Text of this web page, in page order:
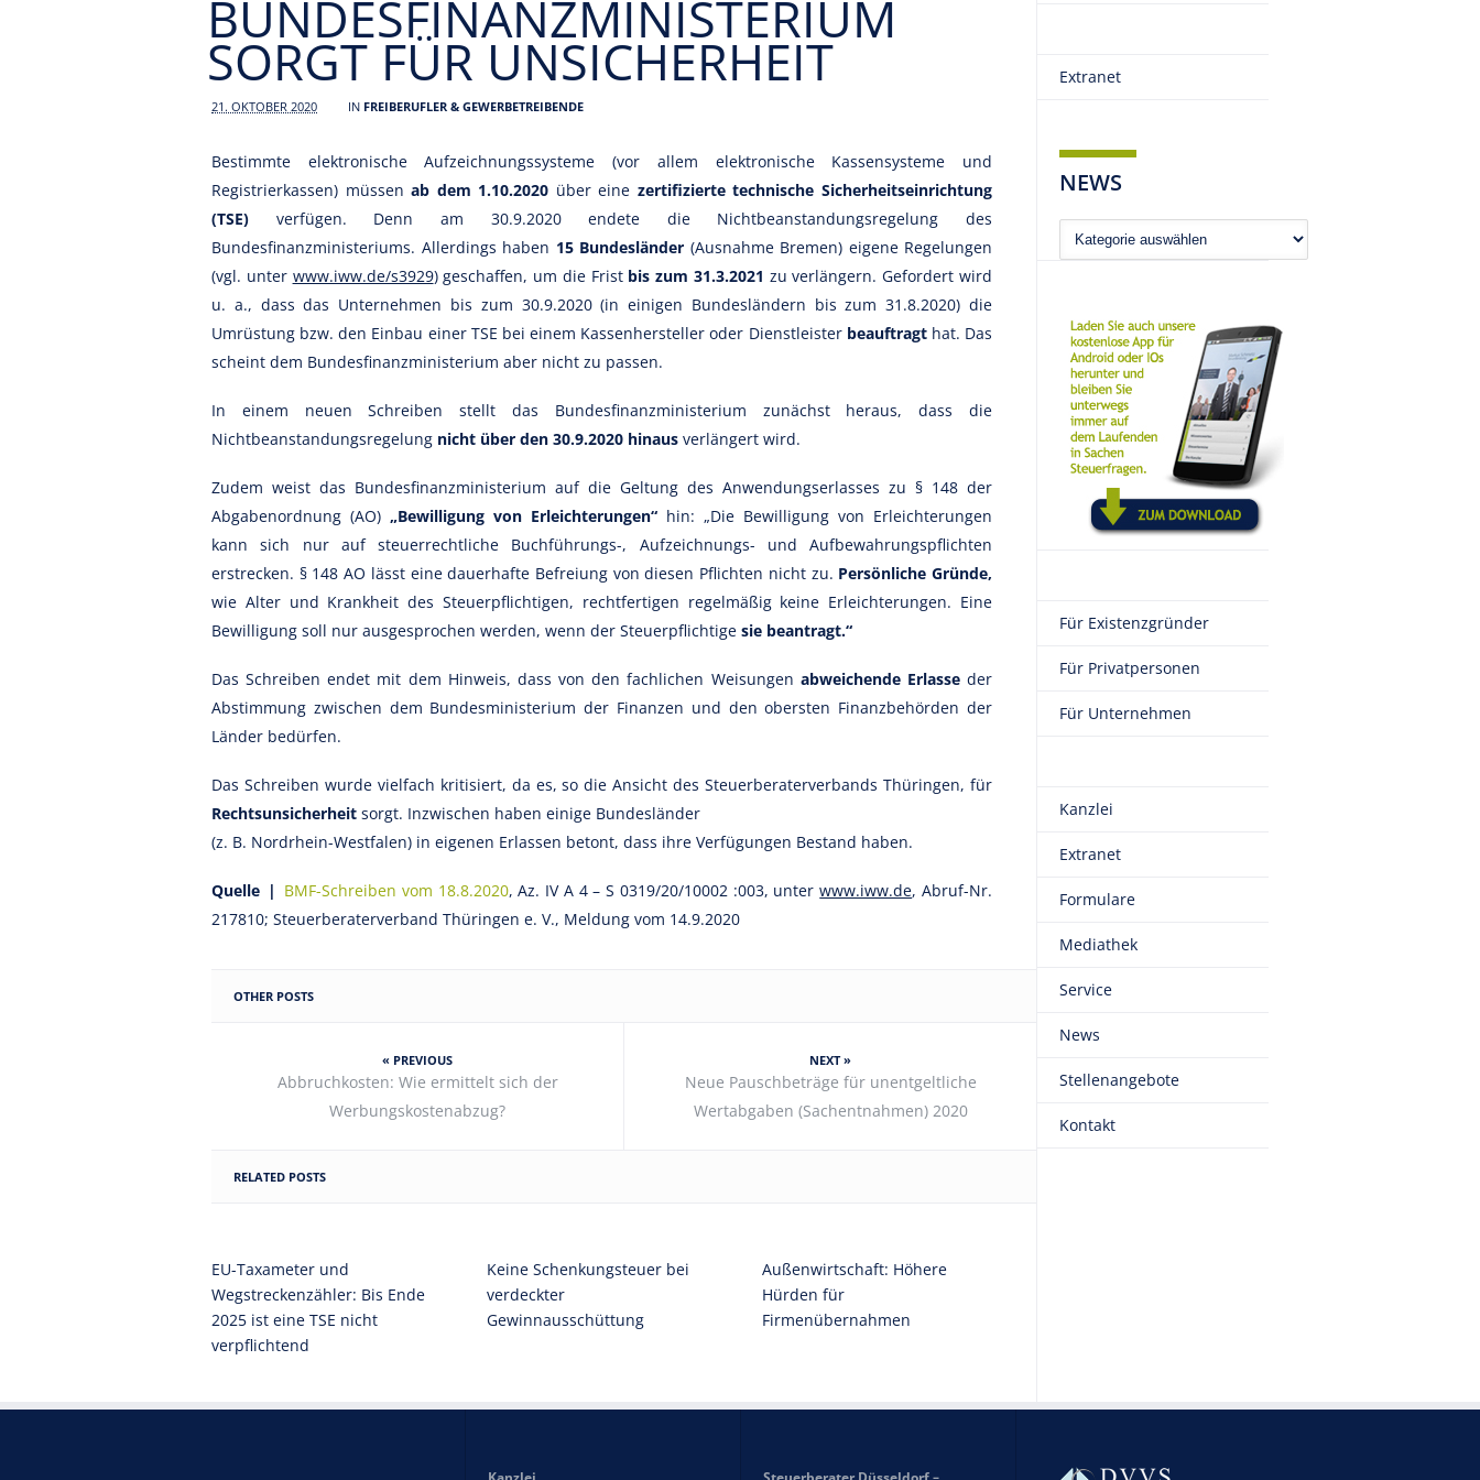
BUNDESFINANZMINISTERIUM
SORGT FÜR UNSICHERHEIT
21. OKTOBER 2020 IN FREIBERUFLER & GEWERBETREIBENDE
Bestimmte elektronische Aufzeichnungssysteme (vor allem elektronische Kassensysteme und
Registrierkassen) müssenab dem 1.10.2020 über eine zertifizierte technische Sicherheitseinrichtung
(TSE) verfügen. Denn am 30.9.2020 endete die Nichtbeanstandungsregelung des
Bundesfinanzministeriums. Allerdings haben 15 Bundesländer (Ausnahme Bremen) eigene Regelungen
(vgl. unter www.iww.de/s3929) geschaffen, um die Frist bis zum 31.3.2021 zu verlängern. Gefordert wird
u. a., dass das Unternehmen bis zum 30.9.2020 (in einigen Bundesländern bis zum 31.8.2020) die
Umrüstung bzw. den Einbau einer TSE bei einem Kassenhersteller oder Dienstleister beauftragthat. Das
scheint dem Bundesfinanzministerium aber nicht zu passen.
In einem neuen Schreiben stellt das Bundesfinanzministerium zunächst heraus, dass die
Nichtbeanstandungsregelung nicht über den 30.9.2020 hinaus verlängert wird.
Zudem weist das Bundesfinanzministerium auf die Geltung des Anwendungserlasses zu § 148 der
Abgabenordnung (AO) „Bewilligung von Erleichterungen“ hin: „Die Bewilligung von Erleichterungen
kann sich nur auf steuerrechtliche Buchführungs-, Aufzeichnungs- und Aufbewahrungspflichten
erstrecken. § 148 AO lässt eine dauerhafte Befreiung von diesen Pflichten nicht zu. Persönliche Gründe,
wie Alter und Krankheit des Steuerpflichtigen, rechtfertigen regelmäßig keine Erleichterungen. Eine
Bewilligung soll nur ausgesprochen werden, wenn der Steuerpflichtige sie beantragt.“
Das Schreiben endet mit dem Hinweis, dass von den fachlichen Weisungen abweichende Erlasseder
Abstimmung zwischen dem Bundesministerium der Finanzen und den obersten Finanzbehörden der
Länder bedürfen.
Das Schreiben wurde vielfach kritisiert, da es, so die Ansicht des Steuerberaterverbands Thüringen, für
Rechtsunsicherheit sorgt. Inzwischen haben einige Bundesländer
(z. B. Nordrhein-Westfalen) in eigenen Erlassen betont, dass ihre Verfügungen Bestand haben.
Quelle | BMF-Schreiben vom 18.8.2020, Az. IV A 4 – S 0319/20/10002 :003, unterwww.iww.de, Abruf-Nr.
217810; Steuerberaterverband Thüringen e. V., Meldung vom 14.9.2020
OTHER POSTS
« PREVIOUS
Abbruchkosten: Wie ermittelt sich der
Werbungskostenabzug?
NEXT »
Neue Pauschbeträge für unentgeltliche
Wertabgaben (Sachentnahmen) 2020
RELATED POSTS
EU-Taxameter und
Wegstreckenzähler: Bis Ende
2025 ist eine TSE nicht
verpflichtend
Keine Schenkungsteuer bei
verdeckter
Gewinnausschüttung
Außenwirtschaft: Höhere
Hürden für
Firmenübernahmen
Extranet
NEWS
News
Für Existenzgründer
Für Privatpersonen
Für Unternehmen
Kanzlei
Extranet
Formulare
Mediathek
Service
News
Stellenangebote
Kontakt